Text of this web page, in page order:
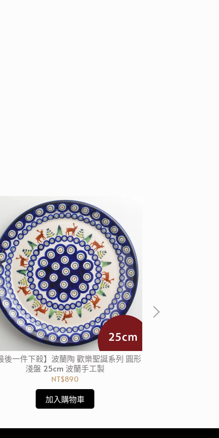
後一件下殺】波蘭陶 歡樂聖誕系列 圓形
淺盤 25cm 波蘭手工製
NT$890
加入購物車